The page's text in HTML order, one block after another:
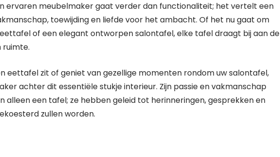
ervaren meubelmaker gaat verder dan functionaliteit; het vertelt een
toewijding en liefde voor het ambacht. Of het nu gaat om
of een elegant ontworpen salontafel, elke tafel draagt bij aan de
ruimte.
eettafel zit of geniet van gezellige momenten rondom uw salontafel,
achter dit essentiële stukje interieur. Zijn passie en vakmanschap
alleen een tafel; ze hebben geleid tot herinneringen, gesprekken en
zullen worden.